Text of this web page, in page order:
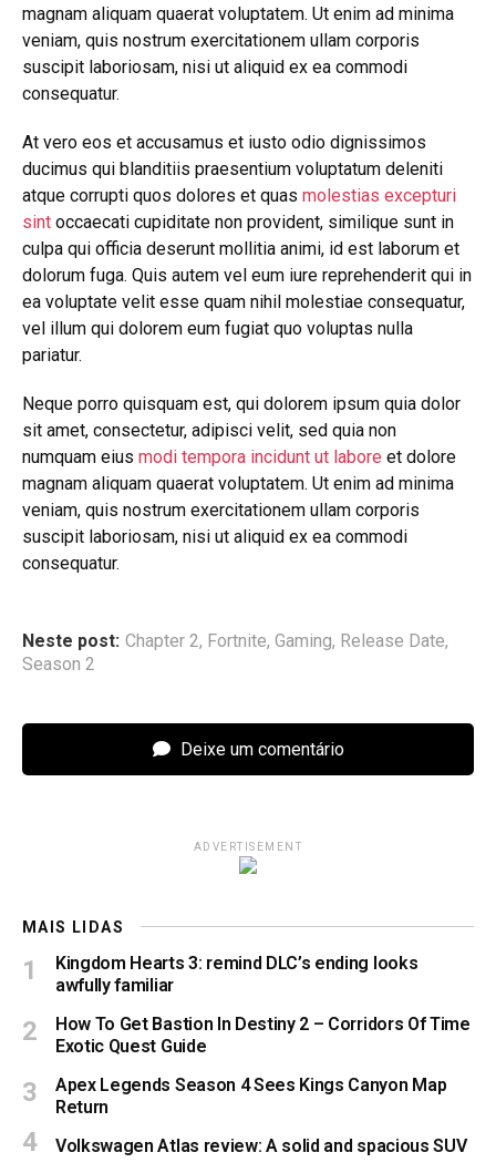
magnam aliquam quaerat voluptatem. Ut enim ad minima
veniam, quis nostrum exercitationem ullam corporis
suscipit laboriosam, nisi ut aliquid ex ea commodi
consequatur.
At vero eos et accusamus et iusto odio dignissimos
ducimus qui blanditiis praesentium voluptatum deleniti
atque corrupti quos dolores et quas molestias excepturi
sint occaecati cupiditate non provident, similique sunt in
culpa qui officia deserunt mollitia animi, id est laborum et
dolorum fuga. Quis autem vel eum iure reprehenderit qui in
ea voluptate velit esse quam nihil molestiae consequatur,
vel illum qui dolorem eum fugiat quo voluptas nulla
pariatur.
Neque porro quisquam est, qui dolorem ipsum quia dolor
sit amet, consectetur, adipisci velit, sed quia non
numquam eius modi tempora incidunt ut labore et dolore
magnam aliquam quaerat voluptatem. Ut enim ad minima
veniam, quis nostrum exercitationem ullam corporis
suscipit laboriosam, nisi ut aliquid ex ea commodi
consequatur.
Neste post: Chapter 2, Fortnite, Gaming, Release Date,
Season 2
Deixe um comentário
ADVERTISEMENT
MAIS LIDAS
Kingdom Hearts 3: remind DLC’s ending looks
awfully familiar
How To Get Bastion In Destiny 2 – Corridors Of Time
Exotic Quest Guide
Apex Legends Season 4 Sees Kings Canyon Map
Return
Volkswagen Atlas review: A solid and spacious SUV